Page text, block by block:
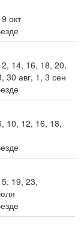
окт
14, 16, 18, 20,
30 авг, 1, 3 сен
10, 12, 16, 18,
19, 23,